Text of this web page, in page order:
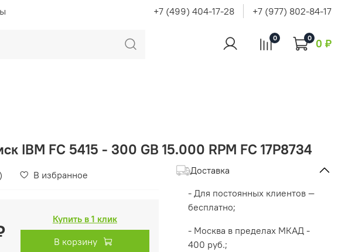
+7 (499) 404-17-28 +7 (977) 802-84-17
0 0 0 ₽
IBM FC 5415 - 300 GB 15.000 RPM FC 17P8734
В избранное
Купить в 1 клик
В корзину
Доставка
- Для постоянных клиентов —
бесплатно;
- Москва в пределах МКАД -
400 руб.;